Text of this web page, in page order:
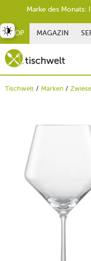
SHOP MAGAZIN
Tischwelt Marken
umschalten
Marke des Monats: